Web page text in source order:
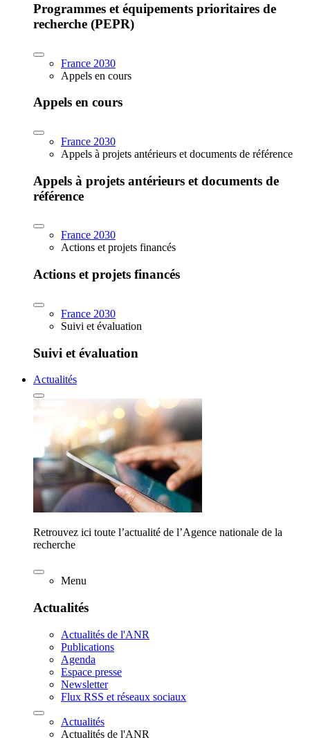
Programmes et équipements prioritaires de
recherche (PEPR)
France 2030
Appels en cours
Appels en cours
France 2030
Appels à projets antérieurs et documents de référence
Appels à projets antérieurs et documents de
référence
France 2030
Actions et projets financés
Actions et projets financés
France 2030
Suivi et évaluation
Suivi et évaluation
Actualités
Retrouvez ici toute l’actualité de l’Agence nationale de la
recherche
Menu
Actualités
Actualités de l'ANR
Publications
Agenda
Espace presse
Newsletter
Flux RSS et réseaux sociaux
Actualités
Actualités de l'ANR